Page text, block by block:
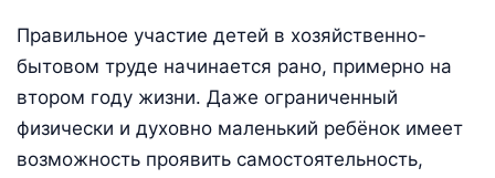
Правильное участие детей в хозяйственно-
бытовом труде начинается рано, примерно на
втором году жизни. Даже ограниченный
физически и духовно маленький ребёнок имеет
возможность проявить самостоятельность,